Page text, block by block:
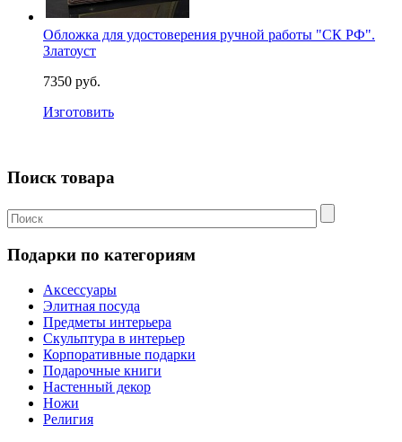
Обложка для удостоверения ручной работы "СК РФ".
Златоуст
7350 руб.
Изготовить
Поиск товара
Подарки по категориям
Аксессуары
Элитная посуда
Предметы интерьера
Скульптура в интерьер
Корпоративные подарки
Подарочные книги
Настенный декор
Ножи
Религия